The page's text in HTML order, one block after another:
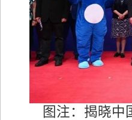
图注：揭晓